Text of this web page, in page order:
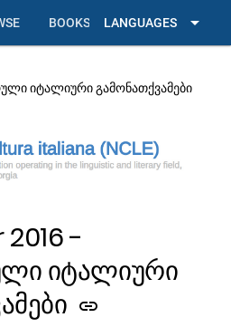
BOOKS CLASSES
LANGUAGES arrow_drop_down
იტალიური გამონათქვამები
-
იტალიური
link